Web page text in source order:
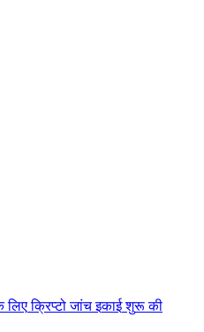
लए कपट जच इकई शर क